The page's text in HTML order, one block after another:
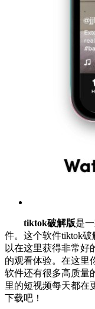
tiktok破解版是
件。这个软件tiktok
以在这里获得非常好
的观看体验。在这里
软件还有很多高质量
里的短视频每天都在
下载吧！